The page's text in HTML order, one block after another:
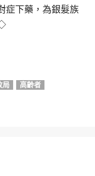
症下藥，為銀髮族
局 高齡者